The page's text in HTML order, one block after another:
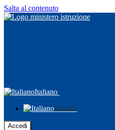
Salta al contenuto
Italiano
Italiano
Accedi